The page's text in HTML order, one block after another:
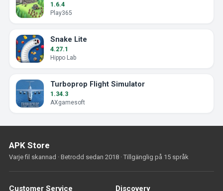
1.6.4
Play365
Snake Lite
4.27.1
Hippo Lab
Turboprop Flight Simulator
1.34.3
AXgamesoft
APK Store
Varje fil skannad · Betrodd sedan 2018 · Tillgänglig på 15 språk
Customer Service Discovery